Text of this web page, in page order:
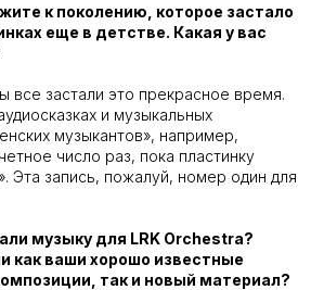
к поколению, которое застало
еще в детстве. Какая у вас
все застали это прекрасное время.
и музыкальных
музыкантов», например,
число раз, пока пластинку
Эта запись, пожалуй, номер один для
музыку для LRK Orchestra?
как ваши хорошо известные
так и новый материал?